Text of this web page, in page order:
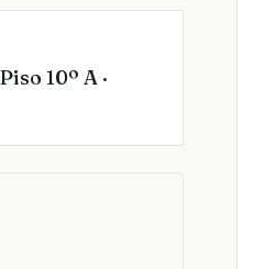
10º A ·